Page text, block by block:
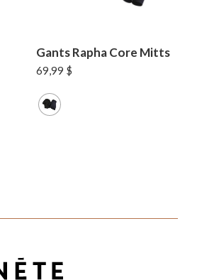
Gants Rapha Core Mitts
69,99 $